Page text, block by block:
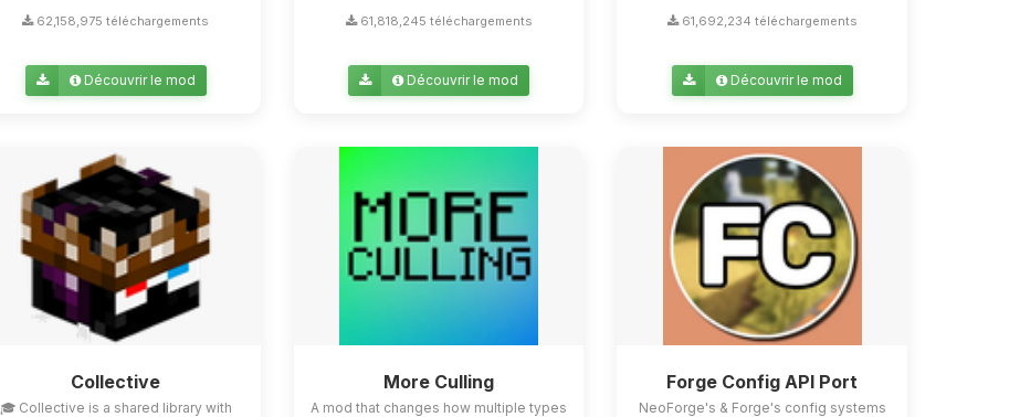
62,158,975 téléchargements
Découvrir le mod
61,818,245 téléchargements
Découvrir le mod
61,692,234 téléchargements
Découvrir le mod
Collective
🎓 Collective is a shared library with
More Culling
A mod that changes how multiple types
Forge Config API Port
NeoForge's & Forge's config systems